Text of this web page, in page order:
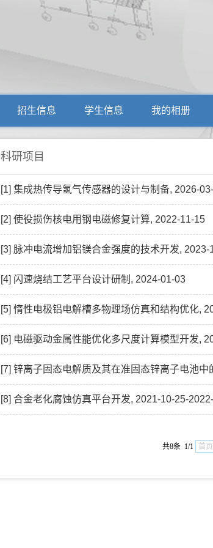
招生信息 学生信息 我的相册
科研项目
[1] 集成热传导氢气传感器的设计与制备, 2026-
[2] 使役损伤核电用钢电磁修复计算, 2022-11-15
[3] 脉冲电流增加铝镁合金强度的技术开发, 2023-
[4] 闪速烧结工艺平台设计研制, 2024-01-03
[5] 惰性电极铝电解槽多物理场仿真和结构优化,
[6] 电磁驱动金属性能优化多尺度计算模型开发,
[7] 锌离子固态电解质及其在准固态锌离子电池
[8] 合金老化腐蚀仿真平台开发, 2021-10-25-
共8条 1/1 首页